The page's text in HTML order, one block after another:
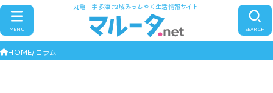
丸亀・宇多津 地域みっちゃく生活情報サイト
SEARCH
MENU
HOME コラム